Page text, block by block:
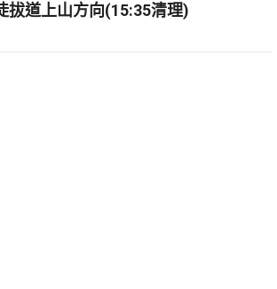
拔道上山方向(15:35清理)